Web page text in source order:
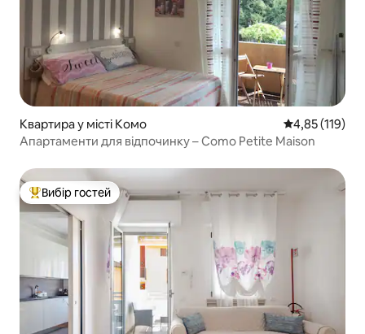
Квартира у місті Комо Середня
4,85 (119)
Апартаменти для відпочинку – Como Petite Maison
Топ вибір гостей
Вибір гостей